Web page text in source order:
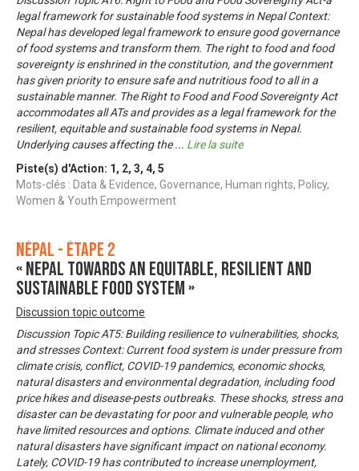
legal framework for sustainable food systems in Nepal Context:
Nepal has developed legal framework to ensure good governance
of food systems and transform them. The right to food and food
sovereignty is enshrined in the constitution, and the government
has given priority to ensure safe and nutritious food to all in a
sustainable manner. The Right to Food and Food Sovereignty Act
accommodates all ATs and provides as a legal framework for the
resilient, equitable and sustainable food systems in Nepal.
Underlying causes affecting the... Lire la suite
Piste(s) d'Action: 1 , 2, 3, 4, 5
Mots-clés : Data & Evidence, Governance, Human rights, Policy,
Women & Youth Empowerment
Népal - Étape 2
« Nepal towards an equitable, resilient and
sustainable food system »
Discussion topic outcome
Discussion Topic AT5: Building resilience to vulnerabilities, shocks,
and stresses Context: Current food system is under pressure from
climate crisis, conflict, COVID-19 pandemics, economic shocks,
natural disasters and environmental degradation, including food
price hikes and disease-pests outbreaks. These shocks, stress and
disaster can be devastating for poor and vulnerable people, who
have limited resources and options. Climate induced and other
natural disasters have significant impact on national economy.
Lately, COVID-19 has contributed to increase unemployment,